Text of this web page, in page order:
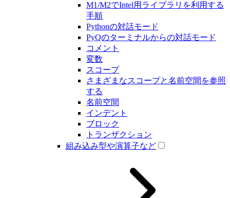
M1/M2でIntel用ライブラリを利用する
手順
Pythonの対話モード
PyQのターミナルからの対話モード
コメント
変数
スコープ
さまざまなスコープと名前空間を参照
する
名前空間
インデント
ブロック
トランザクション
組み込み型や演算子など